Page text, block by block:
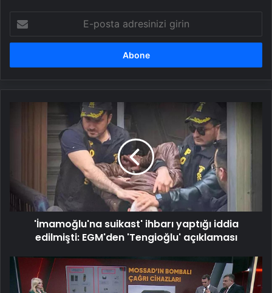
posta
adresinizi
'Tengioğlu'
açıklaması
'İmamoğlu'na suikast' ihbarı yaptığı iddia
edilmişti: EGM'den 'Tengioğlu' açıklaması
İsrail'in
yeni
suikastını